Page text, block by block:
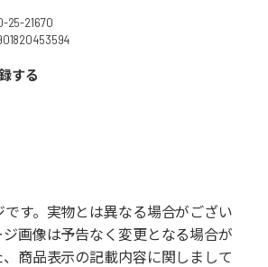
25-21670
する
す。実物とは異なる場合がござい
画像は予告なく変更となる場合が
、商品表示の記載内容に関しまして